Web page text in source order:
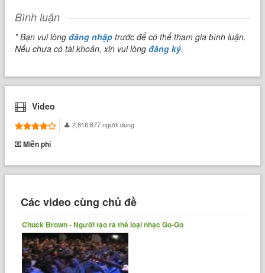
Bình luận
* Bạn vui lòngđăng nhập trước để có thể tham gia bình luận.
Nếu chưa có tài khoản, xin vui lòngđăng ký.
Video
2,816,677 người dùng
Miễn phí
Các video cùng chủ đề
Chuck Brown - Người tạo ra thể loại nhạc Go-Go